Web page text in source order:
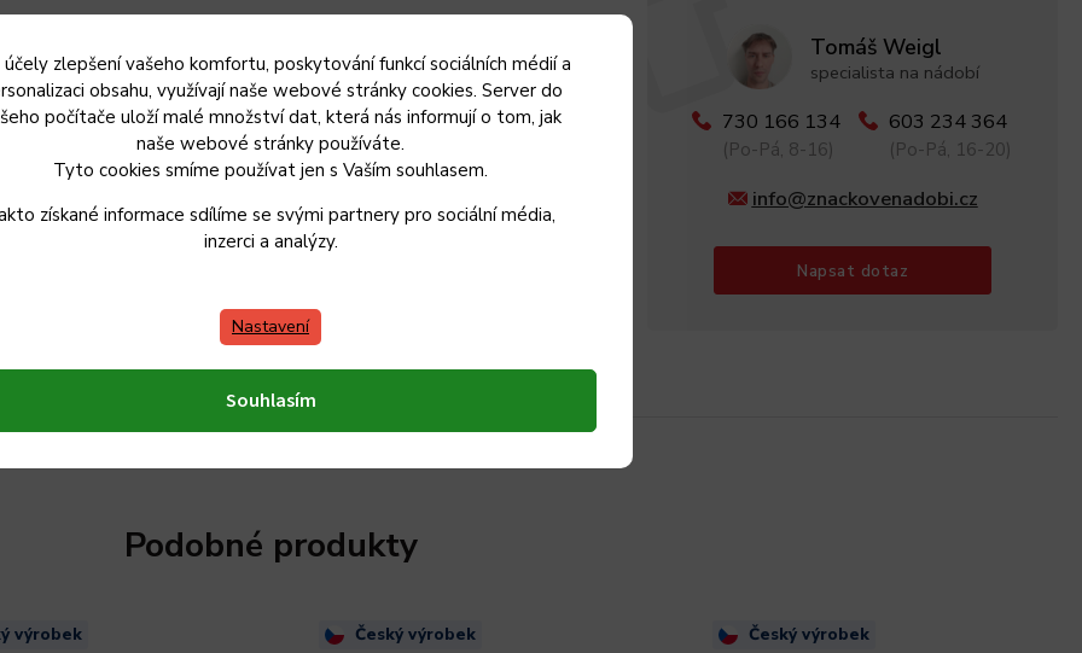
účely zlepšení vašeho komfortu, poskytování funkcí sociálních médií a
obsahu, využívají naše webové stránky cookies. Server do
počítače uloží malé množství dat, která nás informují o tom, jak
naše webové stránky používáte.
Tyto cookies smíme používat jen s Vaším souhlasem.
získané informace sdílíme se svými partnery pro sociální média,
inzerci a analýzy.
Nastavení
Souhlasím
Tomáš Weigl
specialista na nádobí
730 166 134
(Po-Pá, 8-16)
603 234 364
(Po-Pá, 16-20)
info@znackovenadobi.cz
Napsat dotaz
Podobné produkty
výrobek Český výrobek Český výrobek